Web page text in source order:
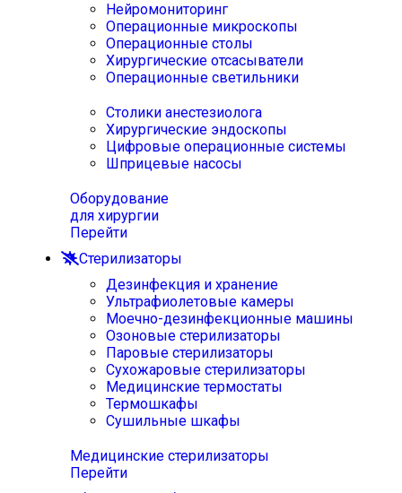
Нейромониторинг
Операционные микроскопы
Операционные столы
Хирургические отсасыватели
Операционные светильники
Столики анестезиолога
Хирургические эндоскопы
Цифровые операционные системы
Шприцевые насосы
Оборудование
для хирургии
Перейти
Стерилизаторы
Дезинфекция и хранение
Ультрафиолетовые камеры
Моечно-дезинфекционные машины
Озоновые стерилизаторы
Паровые стерилизаторы
Сухожаровые стерилизаторы
Медицинские термостаты
Термошкафы
Сушильные шкафы
Медицинские стерилизаторы
Перейти